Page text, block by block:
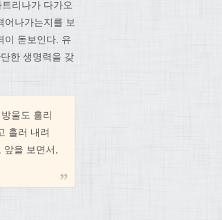
리나가 다가오
어나가는지를 보
이 돋보인다. 유
한 생명력을 갖
울도 흘리
흘러 내려
을 보면서,